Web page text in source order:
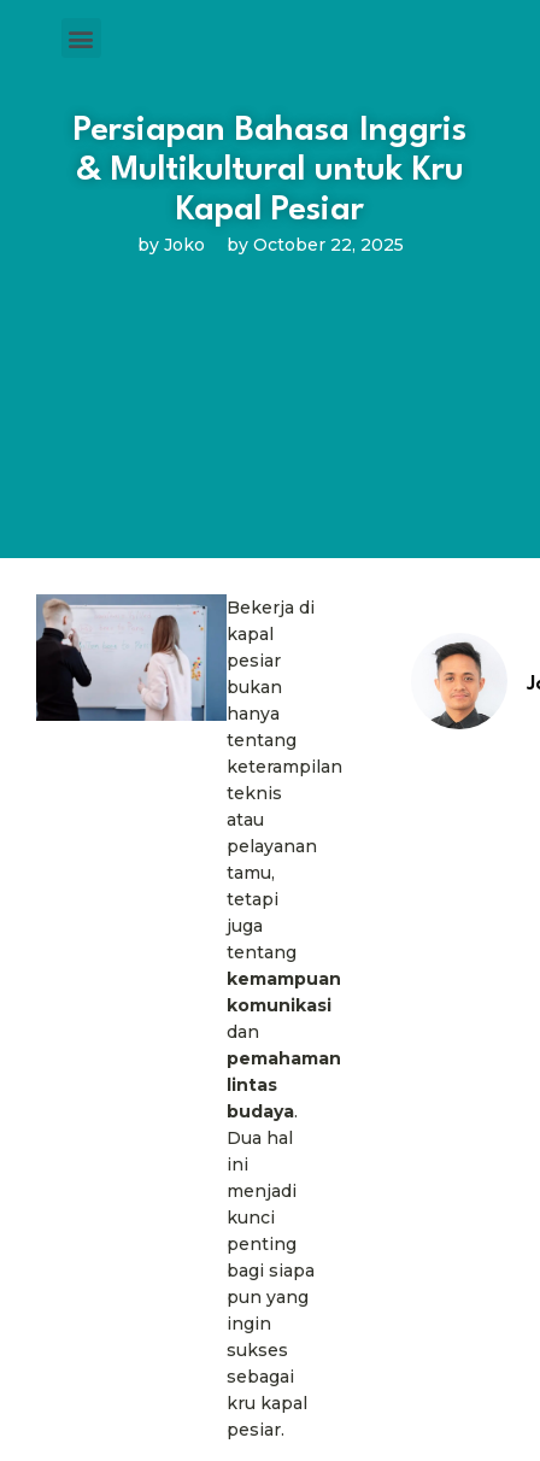
Persiapan Bahasa Inggris
& Multikultural untuk Kru
Kapal Pesiar
byJoko byOctober 22, 2025
Bekerja di
kapal
pesiar
bukan
hanya
tentang
keterampilan
teknis
atau
pelayanan
tamu,
tetapi
juga
tentang
kemampuan
komunikasi
dan
pemahaman
lintas
budaya.
Dua hal
ini
menjadi
kunci
penting
bagi siapa
pun yang
ingin
sukses
sebagai
kru kapal
pesiar.